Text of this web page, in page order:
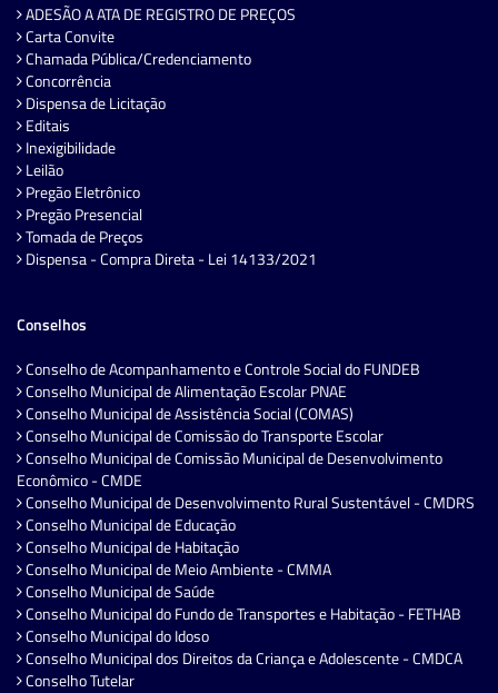
ADESÃO A ATA DE REGISTRO DE PREÇOS
Carta Convite
Chamada Pública/Credenciamento
Concorrência
Dispensa de Licitação
Editais
Inexigibilidade
Leilão
Pregão Eletrônico
Pregão Presencial
Tomada de Preços
Dispensa - Compra Direta - Lei 14133/2021
Conselhos
Conselho de Acompanhamento e Controle Social do FUNDEB
Conselho Municipal de Alimentação Escolar PNAE
Conselho Municipal de Assistência Social (COMAS)
Conselho Municipal de Comissão do Transporte Escolar
Conselho Municipal de Comissão Municipal de Desenvolvimento
Econômico - CMDE
Conselho Municipal de Desenvolvimento Rural Sustentável - CMDRS
Conselho Municipal de Educação
Conselho Municipal de Habitação
Conselho Municipal de Meio Ambiente - CMMA
Conselho Municipal de Saúde
Conselho Municipal do Fundo de Transportes e Habitação - FETHAB
Conselho Municipal do Idoso
Conselho Municipal dos Direitos da Criança e Adolescente - CMDCA
Conselho Tutelar